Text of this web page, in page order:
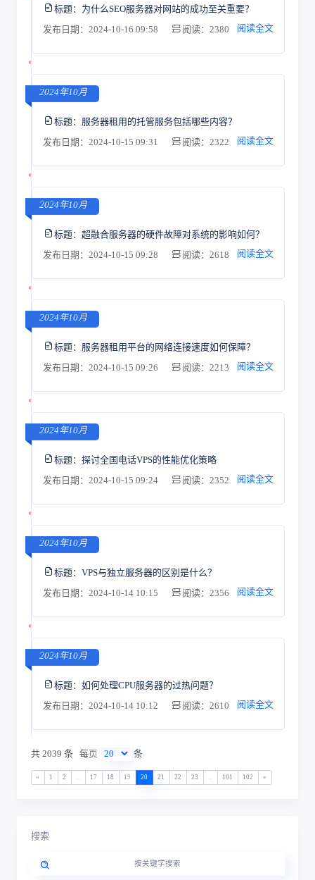
标题： 为什么SEO服务器对网站的成功至关重要？
发布日期：2024-10-16 09:58
阅读：2380 阅读全文
2024年10月
标题： 服务器租用的托管服务包括哪些内容？
发布日期：2024-10-15 09:31
阅读：2322 阅读全文
2024年10月
标题： 超融合服务器的硬件故障对系统的影响如何？
发布日期：2024-10-15 09:28
阅读：2618 阅读全文
2024年10月
标题： 服务器租用平台的网络连接速度如何保障？
发布日期：2024-10-15 09:26
阅读：2213 阅读全文
2024年10月
标题： 探讨全国电话VPS的性能优化策略
发布日期：2024-10-15 09:24
阅读：2352 阅读全文
2024年10月
标题： VPS与独立服务器的区别是什么？
发布日期：2024-10-14 10:15
阅读：2356 阅读全文
2024年10月
标题： 如何处理CPU服务器的过热问题？
发布日期：2024-10-14 10:12
阅读：2610 阅读全文
共 2039 条 每页 条
« 1 2 17 18 19 20 21 22 23 101 102 »
搜索